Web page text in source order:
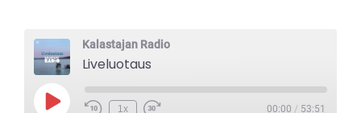
Kalastajan Radio
Liveluotaus
Play
1x 00:00 / 53:51